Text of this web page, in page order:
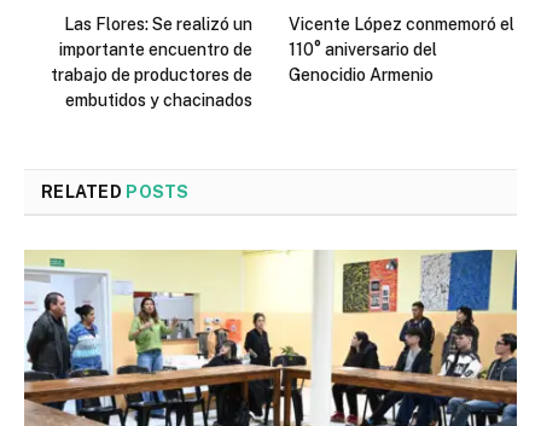
Las Flores: Se realizó un
importante encuentro de
trabajo de productores de
embutidos y chacinados
Vicente López conmemoró el
110° aniversario del
Genocidio Armenio
RELATED POSTS